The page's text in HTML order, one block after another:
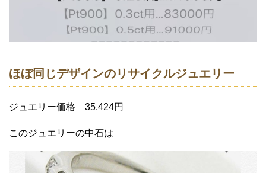
ほぼ同じデザインのリサイクルジュエリー
ジュエリー価格 35,424円
このジュエリーの中石は